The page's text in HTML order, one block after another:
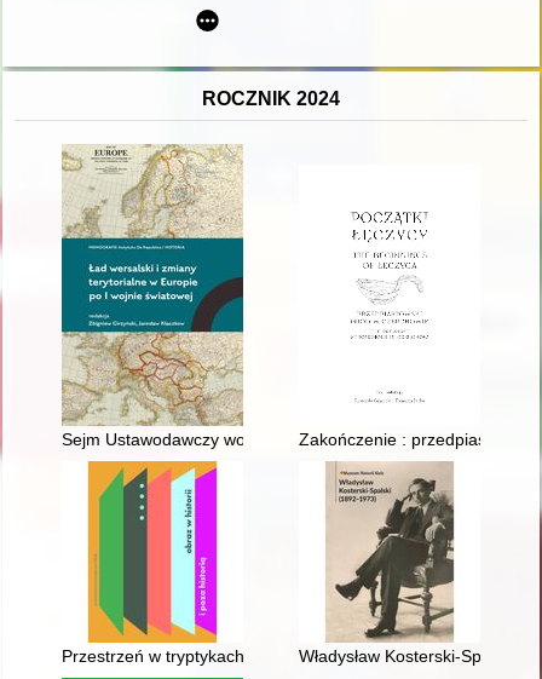
ROCZNIK 2024
Sejm Ustawodawczy wobec rokowań paryskich i traktatu
Zakończenie :
Przestrzeń w tryptykach - w stronę religijnej sztuki Jacka
Władysław Kosterski-Spalski